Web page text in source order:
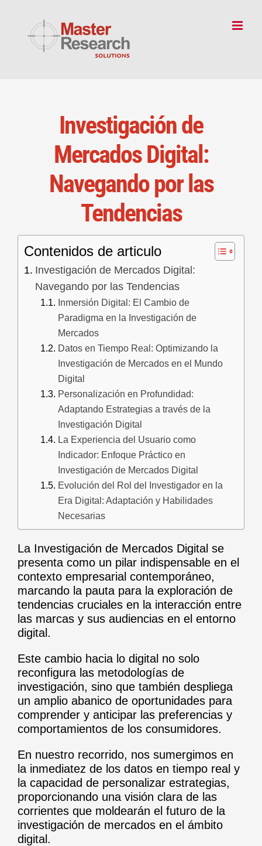
content
Investigación de
Mercados Digital:
Navegando por las
Tendencias
Contenidos de articulo
Investigación de Mercados Digital:
Navegando por las Tendencias
Inmersión Digital: El Cambio de
Paradigma en la Investigación de
Mercados
Datos en Tiempo Real: Optimizando la
Investigación de Mercados en el Mundo
Digital
Personalización en Profundidad:
Adaptando Estrategias a través de la
Investigación Digital
La Experiencia del Usuario como
Indicador: Enfoque Práctico en
Investigación de Mercados Digital
Evolución del Rol del Investigador en la
Era Digital: Adaptación y Habilidades
Necesarias
La Investigación de Mercados Digital se
presenta como un pilar indispensable en el
contexto empresarial contemporáneo,
marcando la pauta para la exploración de
tendencias cruciales en la interacción entre
las marcas y sus audiencias en el entorno
digital.
Este cambio hacia lo digital no solo
reconfigura las metodologías de
investigación, sino que también despliega
un amplio abanico de oportunidades para
comprender y anticipar las preferencias y
comportamientos de los consumidores.
En nuestro recorrido, nos sumergimos en
la inmediatez de los datos en tiempo real y
la capacidad de personalizar estrategias,
proporcionando una visión clara de las
corrientes que moldearán el futuro de la
investigación de mercados en el ámbito
digital.